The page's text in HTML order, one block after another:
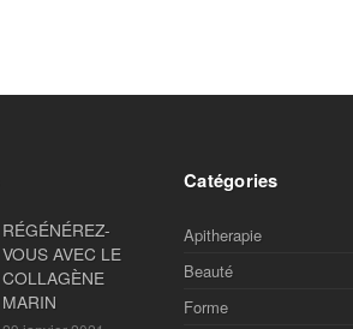
RÉGÉNÉREZ-
VOUS AVEC LE
COLLAGÈNE
MARIN
Catégories
Apitherapie
Beauté
Forme